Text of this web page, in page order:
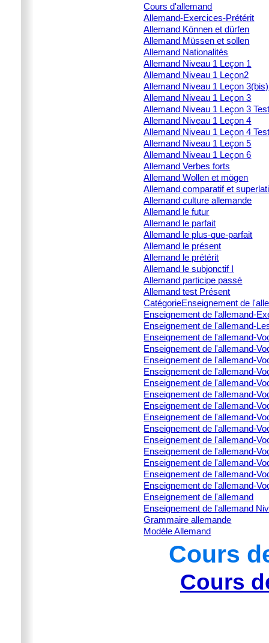
Cours d'allemand
Allemand-Exercices-Prétérit
Allemand Können et dürfen
Allemand Müssen et sollen
Allemand Nationalités
Allemand Niveau 1 Leçon 1
Allemand Niveau 1 Leçon2
Allemand Niveau 1 Leçon 3(bis)
Allemand Niveau 1 Leçon 3
Allemand Niveau 1 Leçon 3
Allemand Niveau 1 Leçon 4
Allemand Niveau 1 Leçon 4
Allemand Niveau 1 Leçon 5
Allemand Niveau 1 Leçon 6
Allemand Verbes forts
Allemand Wollen et mögen
Allemand comparatif et
Allemand culture allemande
Allemand le futur
Allemand le parfait
Allemand le plus-que-parfait
Allemand le présent
Allemand le prétérit
Allemand le subjonctif I
Allemand participe passé
Allemand test Présent
CatégorieEnseignement de
Enseignement de l'allemand-
Enseignement de l'allemand-
Enseignement de l'allemand-
Enseignement de l'allemand-
Enseignement de l'allemand-
Enseignement de l'allemand-
Enseignement de l'allemand-
Enseignement de l'allemand-
Enseignement de l'allemand-
Enseignement de l'allemand-
Enseignement de l'allemand-
Enseignement de l'allemand-
Enseignement de l'allemand-
Enseignement de l'allemand-
Enseignement de l'allemand-
Enseignement de l'allemand-
Enseignement de l'allemand
Enseignement de l'allemand
Grammaire allemande
Modèle Allemand
Cours
Cours